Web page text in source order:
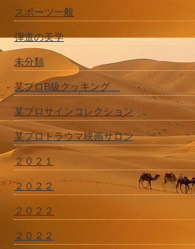
スポーツ一般
弾道の美学
未分類
某プロB級クッキング
某プロサインコレクション
某プロトラウマ映画サロン
２０２１
２０２２
２０２２
２０２２